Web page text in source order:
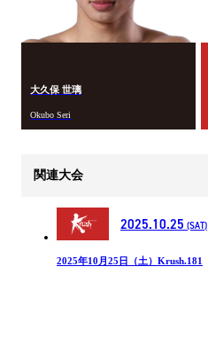
大久保 世璃
Okubo Seri
関連大会
2025.10.25 (SAT)
2025年10月25日（土）Krush.181